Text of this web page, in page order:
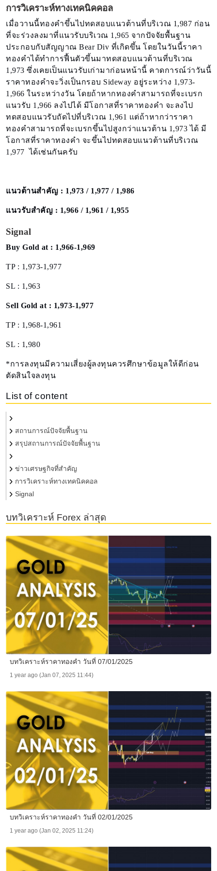
การวิเคราะห์ทางเทคนิคคอล
เมื่อวานนี้ทองคำขึ้นไปทดสอบแนวต้านที่บริเวณ 1,987 ก่อน
ที่จะร่วงลงมาที่แนวรับบริเวณ 1,965 จากปัจจัยพื้นฐาน
ประกอบกับสัญญาณ Bear Div ที่เกิดขึ้น โดยในวันนี้ราคา
ทองคำได้ทำการฟื้นตัวขึ้นมาทดสอบแนวต้านที่บริเวณ
1,973 ซึ่งเคยเป็นแนวรับเก่ามาก่อนหน้านี้ คาดการณ์ว่าวันนี้
ราคาทองคำจะวิ่งเป็นกรอบ Sideway อยู่ระหว่าง 1,973-
1,966 ในระหว่างวัน โดยถ้าหากทองคำสามารถที่จะเบรก
แนวรับ 1,966 ลงไปได้ มีโอกาสที่ราคาทองคำ จะลงไป
ทดสอบแนวรับถัดไปที่บริเวณ 1,961 แต่ถ้าหากว่าราคา
ทองคำสามารถที่จะเบรกขึ้นไปสูงกว่าแนวต้าน 1,973 ได้ มี
โอกาสที่ราคาทองคำ จะขึ้นไปทดสอบแนวต้านที่บริเวณ
1,977 ได้เช่นกันครับ
แนวต้านสำคัญ : 1,973 / 1,977 / 1,986
แนวรับสำคัญ : 1,966 / 1,961 / 1,955
Signal
Buy Gold at : 1,966-1,969
TP : 1,973-1,977
SL : 1,963
Sell Gold at : 1,973-1,977
TP : 1,968-1,961
SL : 1,980
*การลงทุนมีความเสี่ยงผู้ลงทุนควรศึกษาข้อมูลให้ดีก่อน
ตัดสินใจลงทุน
List of content
สถานการณ์ปัจจัยพื้นฐาน
สรุปสถานการณ์ปัจจัยพื้นฐาน
ข่าวเศรษฐกิจที่สำคัญ
การวิเคราะห์ทางเทคนิคคอล
Signal
บทวิเคราะห์ Forex ล่าสุด
บทวิเคราะห์ราคาทองคำ วันที่ 07/01/2025
1 year ago (Jan 07, 2025 11:44)
บทวิเคราะห์ราคาทองคำ วันที่ 02/01/2025
1 year ago (Jan 02, 2025 11:24)